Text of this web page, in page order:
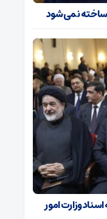
ساخته نمی‌شود
وزارت امور